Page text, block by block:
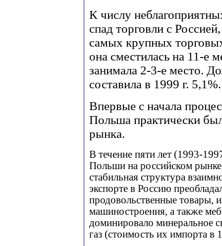
К числу
спад торговли с
самых крупных
она сместилась на 11-е
занимала 2-3-е место.
составила в 1999 г. 5,1%.
Впервые с начала
Польша практически
рынка.
В течение пяти лет (1993-
Польши на российском
стабильная структура
экспорте в Россию
продовольственные товары,
машиностроения, а также
доминировало минеральное
газ (стоимость их импорта в